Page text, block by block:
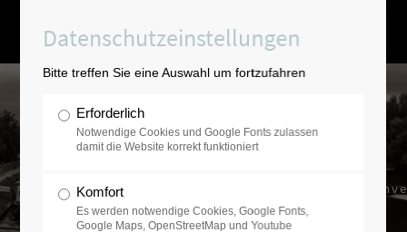
Ausgesucht-verantwortungsvolle
Datenschutzeinstellungen
Bitte treffen Sie eine Auswahl um fortzufahren
Erforderlich
Notwendige Cookies und Google Fonts zulassen
damit die Website korrekt funktioniert
Komfort
Es werden notwendige Cookies, Google Fonts,
Google Maps, OpenStreetMap und Youtube